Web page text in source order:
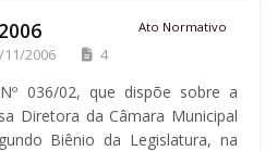
Ato Normativo
11/2006 4
036/02, que dispõe sobre a
Diretora da Câmara Municipal
Biênio da Legislatura, na